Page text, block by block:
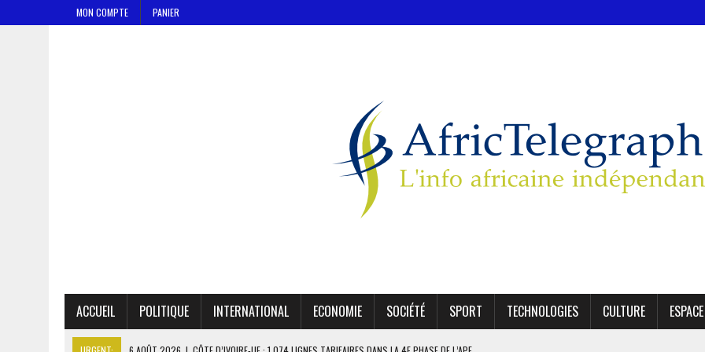
MON COMPTE PANIER
ACCUEIL POLITIQUE INTERNATIONAL ECONOMIE SOCIÉTÉ SPORT TECHNOLOGIES CULTURE